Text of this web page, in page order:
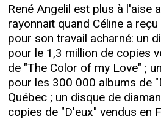
René Angelil est plus à l'aise
rayonnait quand Céline a
pour son travail acharné: un
pour le 1,3 million de copies
de "The Color of my Love" ;
pour les 300 000 albums de
Québec ; un disque de
copies de "D'eux" vendus en